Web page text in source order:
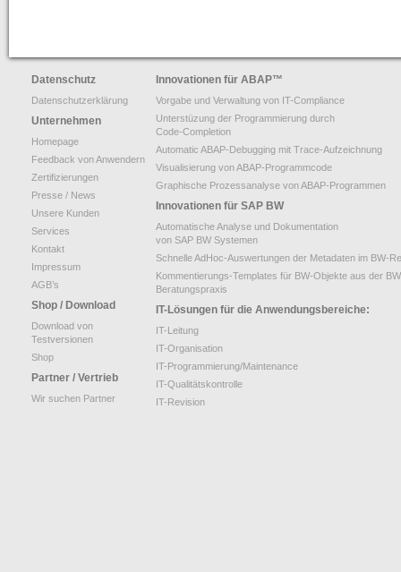
Shop
Über uns
Zertifizierungen durch SAP SE
Unsere Kunden
Wir suchen Vertriebspartner
Newsletter / Feedback / Kontakte
Datenschutzerklärung
Datenschutz
Datenschutzerklärung
Unternehmen
Homepage
Feedback von Anwendern
Zertifizierungen
Presse / News
Unsere Kunden
Services
Kontakt
Impressum
AGB’s
Shop / Download
Download von
Testversionen
Shop
Partner / Vertrieb
Wir suchen Partner
Innovationen für ABAP™
Vorgabe und Verwaltung von IT-Compliance
Unterstüzung der Programmierung durch
Code-Completion
Automatic ABAP-Debugging mit Trace-Aufzeichnung
Visualisierung von ABAP-Programmcode
Graphische Prozessanalyse von ABAP-Programmen
Innovationen für SAP BW
Automatische Analyse und Dokumentation
von SAP BW Systemen
Schnelle AdHoc-Auswertungen der Metadaten im BW-
Kommentierungs-Templates für BW-Objekte aus der
Beratungspraxis
IT-Lösungen für die Anwendungsbereiche:
IT-Leitung
IT-Organisation
IT-Programmierung/Maintenance
IT-Qualitätskontrolle
IT-Revision